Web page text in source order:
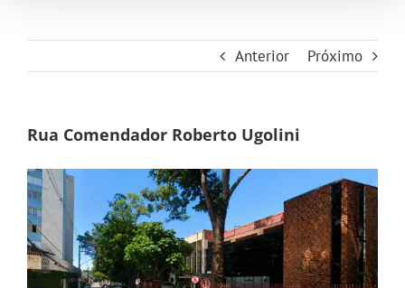
Anterior Próximo
Rua Comendador Roberto Ugolini